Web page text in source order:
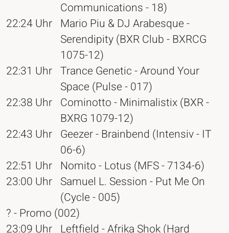
Communications - 18)
22:24 Uhr Mario Piu & DJ Arabesque -
Serendipity (BXR Club - BXRCG
1075-12)
22:31 Uhr Trance Genetic - Around Your
Space (Pulse - 017)
22:38 Uhr Cominotto - Minimalistix (BXR -
BXRG 1079-12)
22:43 Uhr Geezer - Brainbend (Intensiv - IT
06-6)
22:51 Uhr Nomito - Lotus (MFS - 7134-6)
23:00 Uhr Samuel L. Session - Put Me On
(Cycle - 005)
? - Promo (002)
23:09 Uhr Leftfield - Afrika Shok (Hard